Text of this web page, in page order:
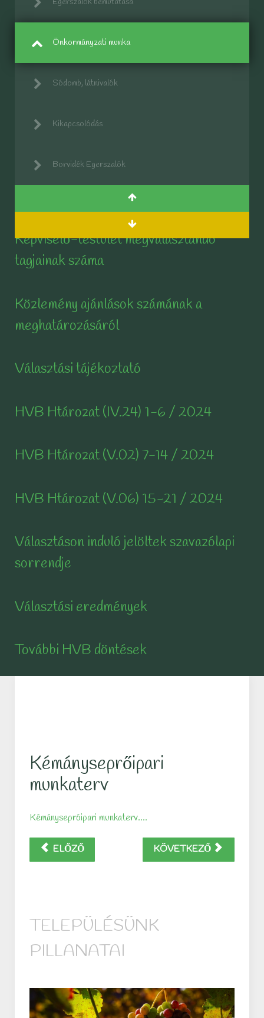
Önkormányzati munka
Sódomb, látnivalók
Kikapcsolódás
Borvidék Egerszalók
Képviselő-testület megválasztandó
tagjainak száma
Közlemény ajánlások számának a
meghatározásáról
Választási tájékoztató
HVB Htározat (IV.24) 1-6 / 2024
HVB Htározat (V.02) 7-14 / 2024
HVB Htározat (V.06) 15-21 / 2024
Választáson induló jelöltek szavazólapi
sorrendje
Választási eredmények
További HVB döntések
Kémányseprőipari
munkaterv
Kémánysepróipari munkaterv....
ELŐZŐ KÖVETKEZŐ
TELEPÜLÉSÜNK
PILLANATAI